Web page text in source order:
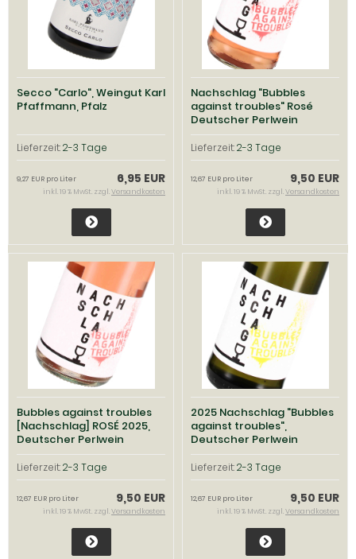
Secco "Carlo", Weingut Karl
Pfaffmann, Pfalz
Lieferzeit:2-3 Tage
6,95 EUR
9,27 EUR pro Liter
inkl. 19 % MwSt. zzgl.Versandkosten
Nachschlag "Bubbles
against troubles" Rosé
Deutscher Perlwein
trocken; Winzerhof Stahl,
Franken
Lieferzeit:2-3 Tage
9,50 EUR
12,67 EUR pro Liter
inkl. 19 % MwSt. zzgl.Versandkosten
Bubbles against troubles
[Nachschlag] ROSÉ 2025,
Deutscher Perlwein
trocken; Winzerhof Stahl,
Franken
Lieferzeit:2-3 Tage
9,50 EUR
12,67 EUR pro Liter
inkl. 19 % MwSt. zzgl.Versandkosten
2025 Nachschlag "Bubbles
against troubles",
Deutscher Perlwein
trocken, Winzerhof Stahl,
Franken
Lieferzeit:2-3 Tage
9,50 EUR
12,67 EUR pro Liter
inkl. 19 % MwSt. zzgl.Versandkosten